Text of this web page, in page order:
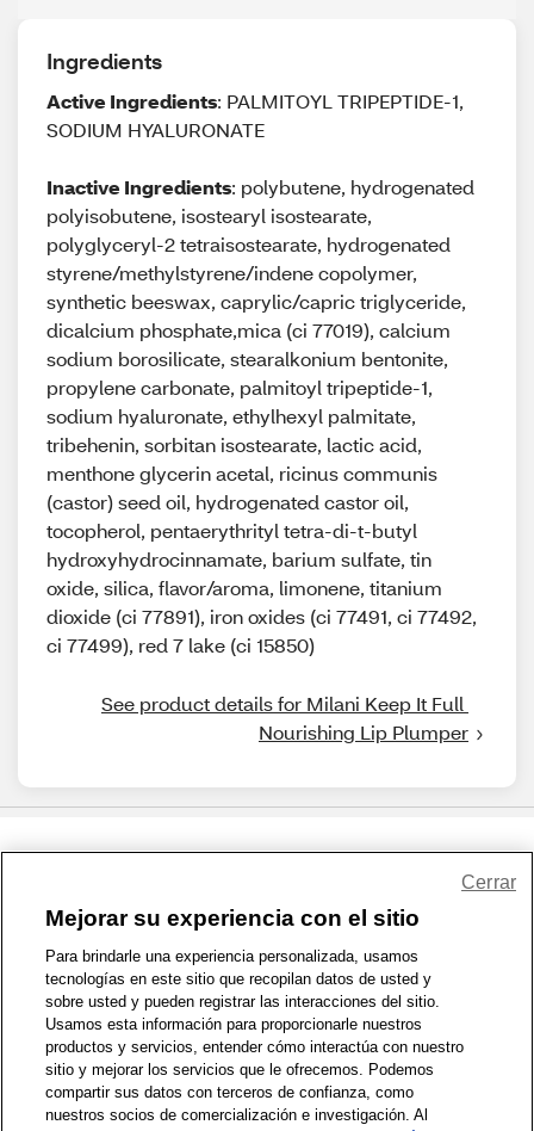
Ingredients
Active Ingredients: PALMITOYL TRIPEPTIDE-1,
SODIUM HYALURONATE
Inactive Ingredients: polybutene, hydrogenated
polyisobutene, isostearyl isostearate,
polyglyceryl-2 tetraisostearate, hydrogenated
styrene/methylstyrene/indene copolymer,
synthetic beeswax, caprylic/capric triglyceride,
dicalcium phosphate,mica (ci 77019), calcium
sodium borosilicate, stearalkonium bentonite,
propylene carbonate, palmitoyl tripeptide-1,
sodium hyaluronate, ethylhexyl palmitate,
tribehenin, sorbitan isostearate, lactic acid,
menthone glycerin acetal, ricinus communis
(castor) seed oil, hydrogenated castor oil,
tocopherol, pentaerythrityl tetra-di-t-butyl
hydroxyhydrocinnamate, barium sulfate, tin
oxide, silica, flavor/aroma, limonene, titanium
dioxide (ci 77891), iron oxides (ci 77491, ci 77492,
ci 77499), red 7 lake (ci 15850)
See product details for Milani Keep It Full
Nourishing Lip Plumper
1-800-679-9691 | Contáctenos | Términos de Uso | Accesibilidad
Política de Privacidad | WA Privacy Policy | Mapa del sitio
Zona de Bienestar | © 1999 - 2026 CVS.com
Mejorar su experiencia con el sitio
Para brindarle una experiencia personalizada, usamos
tecnologías en este sitio que recopilan datos de usted y
sobre usted y pueden registrar las interacciones del sitio.
Usamos esta información para proporcionarle nuestros
productos y servicios, entender cómo interactúa con nuestro
sitio y mejorar los servicios que le ofrecemos. Podemos
compartir sus datos con terceros de confianza, como
nuestros socios de comercialización e investigación. Al
Cerrar